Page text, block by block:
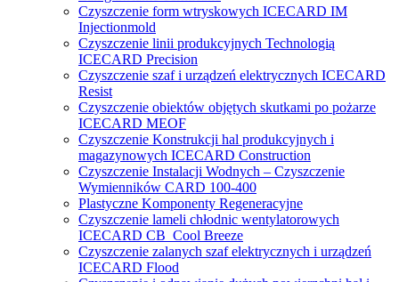
Czyszczenie form wtryskowych ICECARD IM
Injectionmold
Czyszczenie linii produkcyjnych Technologią
ICECARD Precision
Czyszczenie szaf i urządzeń elektrycznych ICECARD
Resist
Czyszczenie obiektów objętych skutkami po pożarze
ICECARD MEOF
Czyszczenie Konstrukcji hal produkcyjnych i
magazynowych ICECARD Construction
Czyszczenie Instalacji Wodnych – Czyszczenie
Wymienników CARD 100-400
Plastyczne Komponenty Regeneracyjne
Czyszczenie lameli chłodnic wentylatorowych
ICECARD CB Cool Breeze
Czyszczenie zalanych szaf elektrycznych i urządzeń
ICECARD Flood